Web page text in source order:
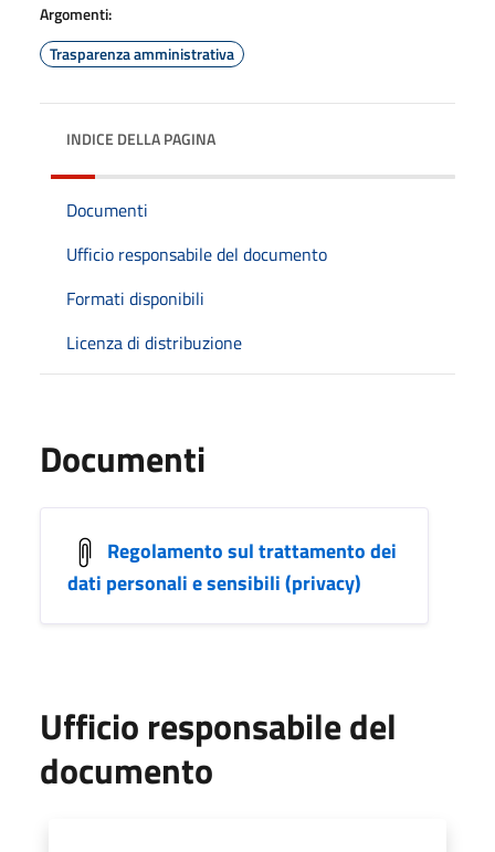
Argomenti:
Trasparenza amministrativa
INDICE DELLA PAGINA
Documenti
Ufficio responsabile del documento
Formati disponibili
Licenza di distribuzione
Documenti
Regolamento sul trattamento dei
dati personali e sensibili (privacy)
Ufficio responsabile del
documento